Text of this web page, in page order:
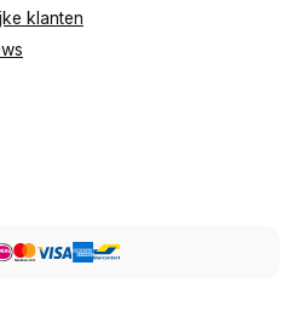
klanten